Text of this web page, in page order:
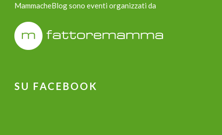
MammacheBlog sono eventi organizzati da
SU FACEBOOK